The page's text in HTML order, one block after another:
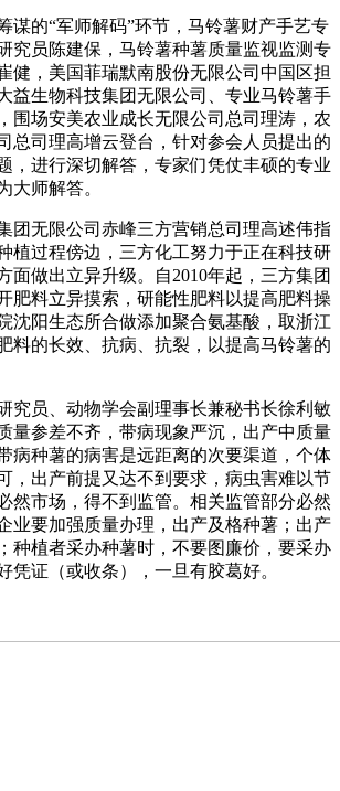
的“军师解码”环节，马铃薯财产手艺专
究员陈建保，马铃薯种薯质量监视监测专
健，美国菲瑞默南股份无限公司中国区担
益生物科技集团无限公司、专业马铃薯手
围场安美农业成长无限公司总司理涛，农
总司理高增云登台，针对参会人员提出的
，进行深切解答，专家们凭仗丰硕的专业
大师解答。
无限公司赤峰三方营销总司理高述伟指
植过程傍边，三方化工努力于正在科技研
面做出立异升级。自2010年起，三方集团
肥料立异摸索，研能性肥料以提高肥料操
沈阳生态所合做添加聚合氨基酸，取浙江
料的长效、抗病、抗裂，以提高马铃薯的
员、动物学会副理事长兼秘书长徐利敏
量参差不齐，带病现象严沉，出产中质量
病种薯的病害是远距离的次要渠道，个体
，出产前提又达不到要求，病虫害难以节
然市场，得不到监管。相关监管部分必然
业要加强质量办理，出产及格种薯；出产
种植者采办种薯时，不要图廉价，要采办
凭证（或收条），一旦有胶葛好。